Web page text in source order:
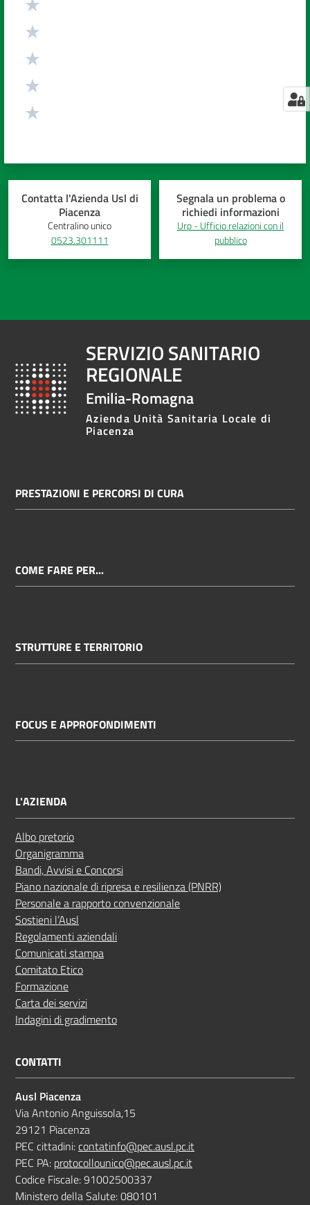
Contatta l'Azienda Usl di
Piacenza
Centralino unico
0523.301111
Segnala un problema o
richiedi informazioni
Urp - Ufficio relazioni con il
pubblico
SERVIZIO SANITARIO
REGIONALE
Emilia-Romagna
Azienda Unità Sanitaria Locale di
Piacenza
PRESTAZIONI E PERCORSI DI CURA
COME FARE PER...
STRUTTURE E TERRITORIO
FOCUS E APPROFONDIMENTI
L'AZIENDA
Albo pretorio
Organigramma
Bandi, Avvisi e Concorsi
Piano nazionale di ripresa e resilienza (PNRR)
Personale a rapporto convenzionale
Sostieni l’Ausl
Regolamenti aziendali
Comunicati stampa
Comitato Etico
Formazione
Carta dei servizi
Indagini di gradimento
CONTATTI
Ausl Piacenza
Via Antonio Anguissola,15
29121 Piacenza
PEC cittadini:contatinfo@pec.ausl.pc.it
PEC PA: protocollounico@pec.ausl.pc.it
Codice Fiscale: 91002500337
Ministero della Salute: 080101